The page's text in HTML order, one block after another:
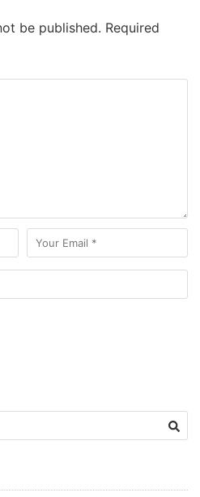
be published. Required